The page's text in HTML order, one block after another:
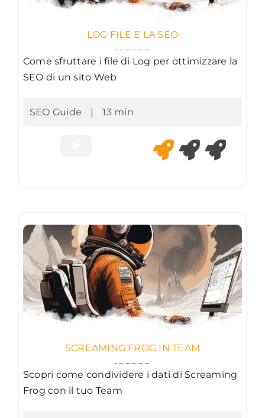
LOG FILE E LA SEO
Come sfruttare i file di Log per ottimizzare la
SEO di un sito Web
SEO Guide | 13 min
SCREAMING FROG IN TEAM
Scopri come condividere i dati di Screaming
Frog con il tuo Team